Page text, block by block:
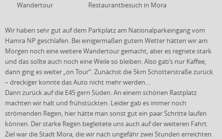
Wandertour
Restaurantbesuch in Mora
Wir haben sehr gut auf dem Parkplatz am Nationalparkeingang vom
Hamra NP geschlafen. Bei einigermaßen gutem Wetter hätten wir am
Morgen noch eine weitere Wandertour gemacht, aber es regnete stark
und das sollte auch noch eine Weile so bleiben. Also gab‘s nur Kaffee,
dann ging es weiter „on Tour“. Zunächst die 5km Schotterstraße zurück
– dreckiger konnte das Auto nicht mehr werden…
Dann zurück auf die E45 gern Süden. An einem schönen Rastplatz
machten wir halt und frühstückten. Leider gab es immer noch
strömenden Regen, hier hätte man sonst gut ein paar Schritte laufen
können. Der starke Regen begleitete uns auch auf der weiteren Fahrt.
Ziel war die Stadt Mora, die wir nach ungefähr zwei Stunden erreichten.